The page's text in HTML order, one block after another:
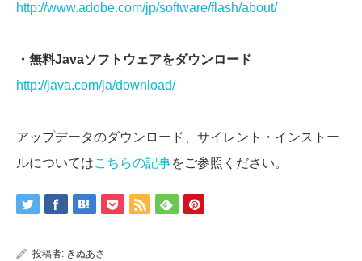
http://www.adobe.com/jp/software/flash/about/
・無料Javaソフトウェアをダウンロード
http://java.com/ja/download/
アップデータのダウンロード、サイレント・インストー
ルについてはこちらの記事をご参照ください。
投稿者: きぬあさ